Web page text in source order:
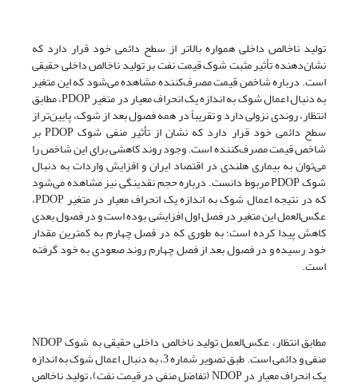
تولید ناخالص داخلی همواره بالاتر از سطح دائمی خود قرار دارد که
نشان‌دهنده تأثیر مثبت شوک قیمت نفت بر تولید ناخالص داخلی حقیقی
است. درباره شاخص قیمت مصرف‌کننده مشاهده می‌شود که این متغیر
به دنبال اعمال شوک به اندازه یک انحراف معیار در متغیر PDOP، مطابق
انتظار، روندی نزولی دارد و تقریباً در همه فصول بعد از شوک، پایین‌تر از
سطح دائمی خود قرار دارد که نشان از تأثیر منفی شوک PDOP بر
شاخص قیمت مصرف‌کننده است. وجود روند کاهشی برای این شاخص را
می‌توان به بیماری هلندی در اقتصاد ایران و افزایش واردات به دنبال
شوک PDOP مربوط دانست. درباره حجم نقدینگی نیز مشاهده می‌شود
که در نتیجه اعمال شوک به اندازه یک انحراف معیار در متغیر PDOP،
عکس‌العمل این متغیر در فصل اول افزایشی بوده است و در فصول بعدی
کاهش پیدا کرده است؛ به طوری که در فصل چهارم به کمترین مقدار
خود رسیده و در فصول بعد از فصل چهارم روند صعودی به خود گرفته
است.
مطابق انتظار، عکس‌العمل تولید ناخالص داخلی حقیقی به شوک NDOP
منفی و دائمی است. طبق تصویر شماره 3، به دنبال اعمال شوک به اندازه
یک انحراف معیار در NDOP (تفاضل منفی در قیمت نفت)، تولید ناخالص